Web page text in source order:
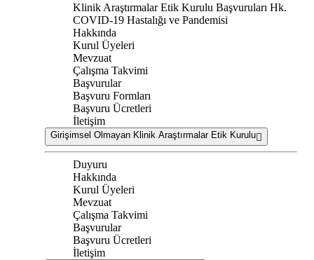
Klinik Araştırmalar Etik Kurulu Başvuruları Hk.
COVID-19 Hastalığı ve Pandemisi
Hakkında
Kurul Üyeleri
Mevzuat
Çalışma Takvimi
Başvurular
Başvuru Formları
Başvuru Ücretleri
İletişim
Girişimsel Olmayan Klinik Araştırmalar Etik Kurulu
Duyuru
Hakkında
Kurul Üyeleri
Mevzuat
Çalışma Takvimi
Başvurular
Başvuru Ücretleri
İletişim